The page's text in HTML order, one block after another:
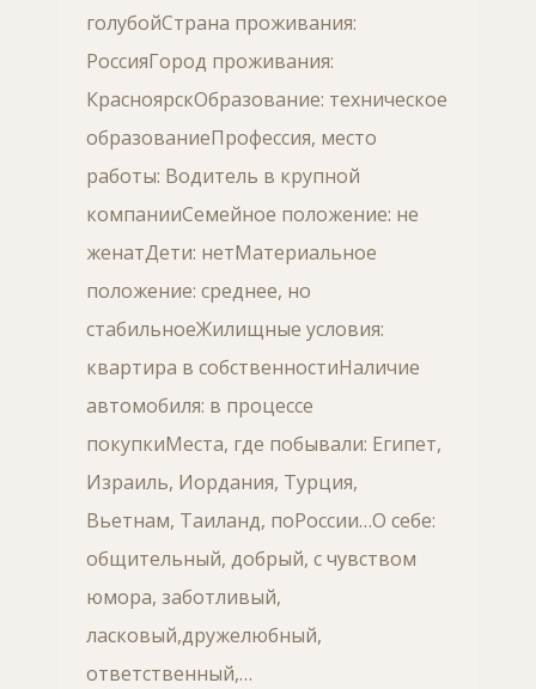
голубойСтрана проживания:
РоссияГород проживания:
КрасноярскОбразование: техническое
образованиеПрофессия, место
работы: Водитель в крупной
компанииСемейное положение: не
женатДети: нетМатериальное
положение: среднее, но
стабильноеЖилищные условия:
квартира в собственностиНаличие
автомобиля: в процессе
покупкиМеста, где побывали: Египет,
Израиль, Иордания, Турция,
Вьетнам, Таиланд, поРоссии…О себе:
общительный, добрый, с чувством
юмора, заботливый,
ласковый,дружелюбный,
ответственный,…